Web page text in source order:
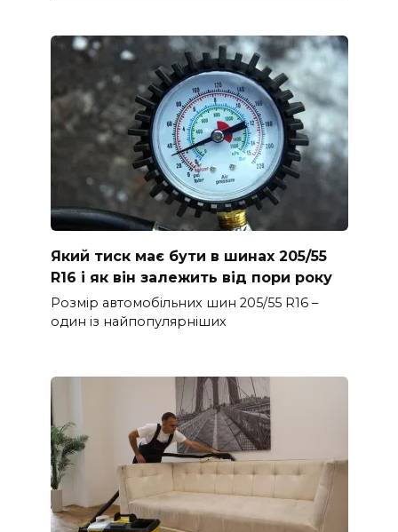
Який тиск має бути в шинах 205/55
R16 і як він залежить від пори року
Розмір автомобільних шин 205/55 R16 –
один із найпопулярніших